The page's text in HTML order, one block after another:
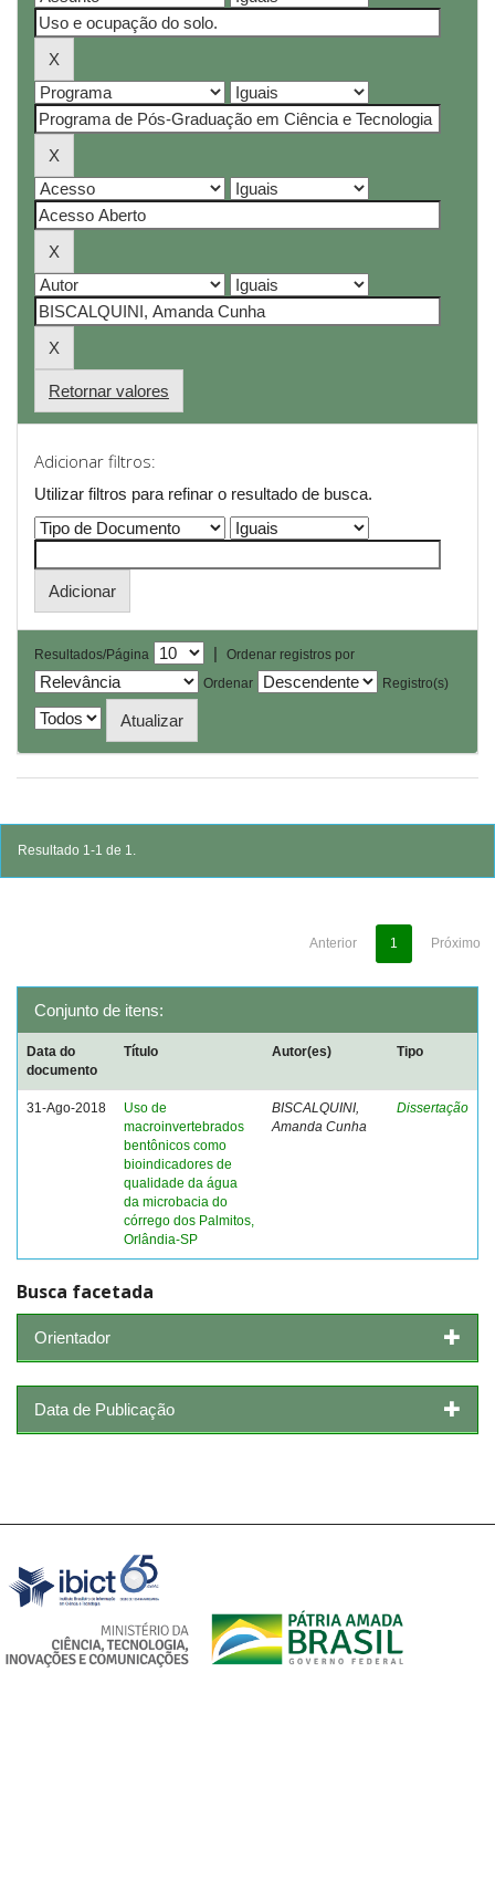
Retornar valores
Adicionar filtros:
Utilizar filtros para refinar o resultado de busca.
Resultados/Página |
Ordenar registros por
Ordenar
Registro(s)
Resultado 1-1 de 1.
Anterior 1 Próximo
Conjunto de itens:
Data do
documento
Título Autor(es) Tipo
31-Ago-2018
Uso de
macroinvertebrados
bentônicos como
bioindicadores de
qualidade da água
da microbacia do
córrego dos Palmitos,
Orlândia-SP
BISCALQUINI,
Amanda Cunha
Dissertação
Busca facetada
Orientador
Data de Publicação